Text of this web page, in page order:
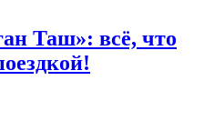
Таш»: всё, что